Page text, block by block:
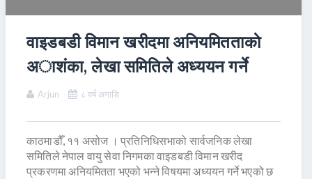
वाइडबडी विमान खरीदमा अनियमितताकाे
अाशंका, लेखा समितिले अध्ययन गर्ने
Arjun ८ वर्ष अगाडि
काठमाडौँ, ११ असोज । प्रतिनिधिसभाको सार्वजनिक लेखा
समितिले नेपाल वायु सेवा निगमका वाइडबडी विमान खरीद
प्रकरणमा अनियमितता भएको भन्ने विषयमा अध्ययन गर्ने भएको छ